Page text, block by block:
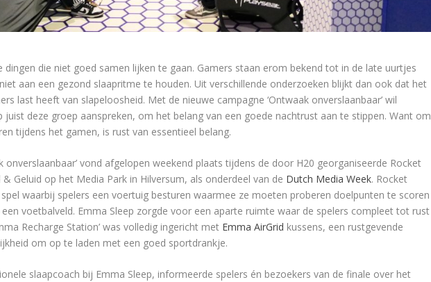
dingen die niet goed samen lijken te gaan. Gamers staan erom bekend tot in de late uurtjes
aan een gezond slaapritme te houden. Uit verschillende onderzoeken blijkt dan ook dat het
last heeft van slapeloosheid. Met de nieuwe campagne ‘Ontwaak onverslaanbaar’ wil
juist deze groep aanspreken, om het belang van een goede nachtrust aan te stippen. Want om
tijdens het gamen, is rust van essentieel belang.
onverslaanbaar’ vond afgelopen weekend plaats tijdens de door H20 georganiseerde Rocket
& Geluid op het Media Park in Hilversum, als onderdeel van de Dutch Media Week. Rocket
waarbij spelers een voertuig besturen waarmee ze moeten proberen doelpunten te scoren
voetbalveld. Emma Sleep zorgde voor een aparte ruimte waar de spelers compleet tot rust
Recharge Station’ was volledig ingericht met Emma AirGrid kussens, een rustgevende
om op te laden met een goed sportdrankje.
slaapcoach bij Emma Sleep, informeerde spelers én bezoekers van de finale over het